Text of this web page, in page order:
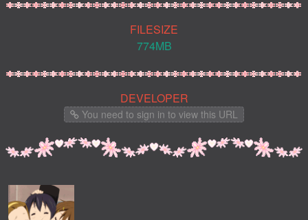
FILESIZE
774MB
DEVELOPER
You need to sign in to view this URL